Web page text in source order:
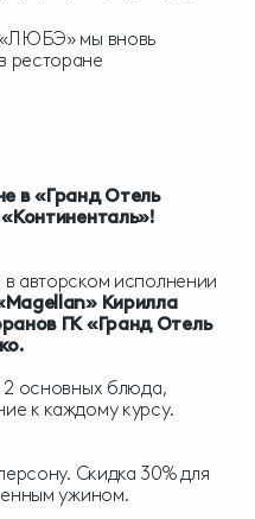
«ЛЮБЭ» мы вновь
ресторане
в «Гранд Отель
авторском исполнении
Кирилла
ГК «Гранд Отель
2 основных блюда,
к каждому курсу.
Скидка 30% для
ужином.